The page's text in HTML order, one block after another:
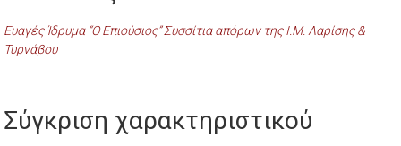
Ευαγές Ίδρυμα “Ο Επιούσιος” Συσσίτια απόρων της Ι.Μ. Λαρίσης &
Τυρνάβου
Σύγκριση χαρακτηριστικού